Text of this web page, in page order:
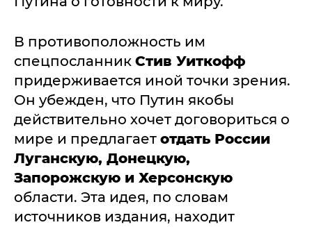
В противоположность им
спецпосланник Стив Уиткофф
придерживается иной точки зрения.
Он убежден, что Путин якобы
действительно хочет договориться о
мире и предлагает отдать России
Луганскую, Донецкую,
Запорожскую и Херсонскую
области. Эта идея, по словам
источников издания, находит